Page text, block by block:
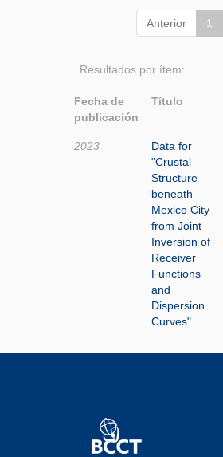
Anterior 1
Resultados por ítem:
Fecha de
publicación
Título
2023
Data for
"Crustal
Structure
beneath
Mexico City
from Joint
Inversion of
Receiver
Functions
and
Dispersion
Curves"